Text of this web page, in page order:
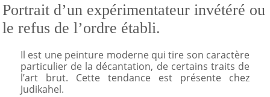
Portrait d’un expérimentateur invétéré ou
le refus de l’ordre établi.
Il est une peinture moderne qui tire son caractère
particulier de la décantation, de certains traits de
l’art brut. Cette tendance est présente chez
Judikahel.